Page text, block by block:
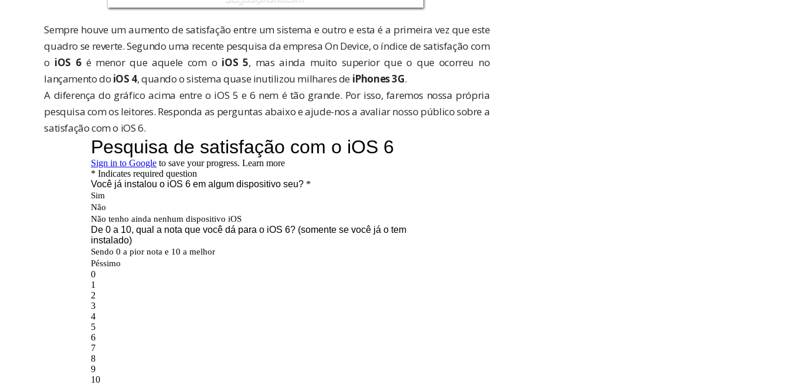
Sempre houve um aumento de satisfação entre um sistema e outro e esta é a primeira vez que este
quadro se reverte. Segundo uma recente pesquisa da empresaOn Device, o índice de satisfação com
o iOS 6é menor que aquele com o iOS 5, mas ainda muito superior que o que ocorreu no
lançamento do iOS 4, quando o sistema quase inutilizou milhares de iPhones 3G.
A diferença do gráfico acima entre o iOS 5 e 6 nem é tão grande. Por isso, faremos nossa própria
pesquisa com os leitores. Responda as perguntas abaixo e ajude-nos a avaliar nosso público sobre a
satisfação com o iOS 6.